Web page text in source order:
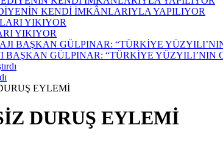
KENDİ İMKÂNLARIYLA YAPILIYOR
YIKIYOR
BAŞKAN GÜLPINAR: “TÜRKİYE YÜZYILI’NIN
EYLEMİ
DURUŞ EYLEMİ